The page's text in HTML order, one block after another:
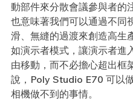
動部件來分散會議參與者的
也意味著我們可以通過不同
滑、無縫的過渡來創造高生
如演示者模式，讓演示者進
由移動，而不必擔心超出框
說，Poly Studio E70 可以
相機做不到的事情。